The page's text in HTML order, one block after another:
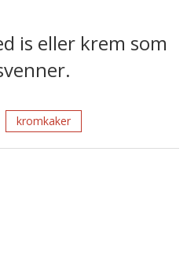
is eller krem som
kromkaker